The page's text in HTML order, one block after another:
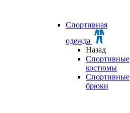
Спортивная
одежда
Назад
Спортивные
костюмы
Спортивные
брюки